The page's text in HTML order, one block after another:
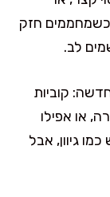
כשמחממים חזק
לב.
קוביות
או אפילו
גיוון, אבל